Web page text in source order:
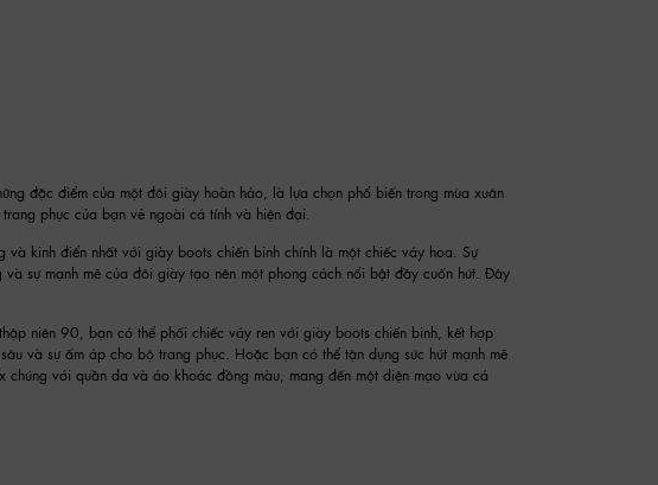
đặc điểm của một đôi giày hoàn hảo, là lựa chọn phổ biến trong mùa xuân
phục của bạn vẻ ngoài cá tính và hiện đại.
và kinh điển nhất với giày boots chiến binh chính là một chiếc váy hoa. Sự
sự mạnh mẽ của đôi giày tạo nên một phong cách nổi bật đầy cuốn hút. Đây
niên 90, bạn có thể phối chiếc váy ren với giày boots chiến binh, kết hợp
và sự ấm áp cho bộ trang phục. Hoặc bạn có thể tận dụng sức hút mạnh mẽ
chúng với quần da và áo khoác đồng màu, mang đến một diện mạo vừa cá